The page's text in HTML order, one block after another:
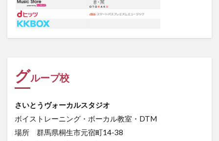
グループ校
さいとうヴォーカルスタジオ
ボイストレーニング・ボーカル教室・DTM
場所 群馬県桐生市元宿町14-38